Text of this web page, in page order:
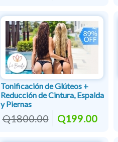
Tonificación de Glúteos +
Reducción de Cintura, Espalda
y Piernas
Q1800.00 Q199.00